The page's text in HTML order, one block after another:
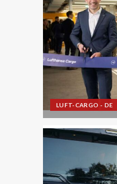
LUFT-CARGO - DE